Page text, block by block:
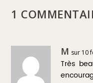
1
M sur 10
Très